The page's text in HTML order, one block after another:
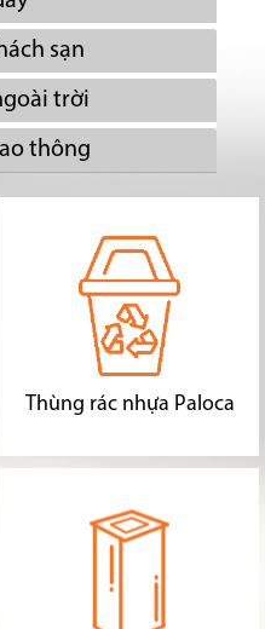
sạn
trời
thông
Thùng rác nhựa Paloca